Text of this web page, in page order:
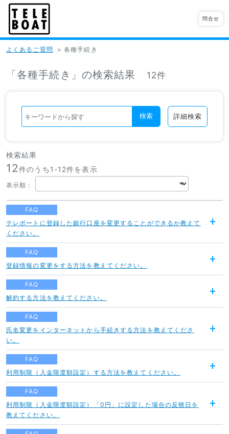
問合せ
よくあるご質問 > 各種手続き
「各種手続き」の検索結果 12件
検索 詳細検索
検索結果
12件のうち1-12件を表示
表示順 ：
FAQ
テレボートに登録した銀行口座を変更することができるか教えて
ください。
く
FAQ
登録情報の変更をする方法を教えてください。
FAQ
解約する方法を教えてください。
FAQ
氏名変更をインターネットから手続きする方法を教えてくださ
い。
く
FAQ
利用制限（入金限度額設定）する方法を教えてください。
FAQ
利用制限（入金限度額設定）「0円」に設定した場合の反映日を
教えてください。
く